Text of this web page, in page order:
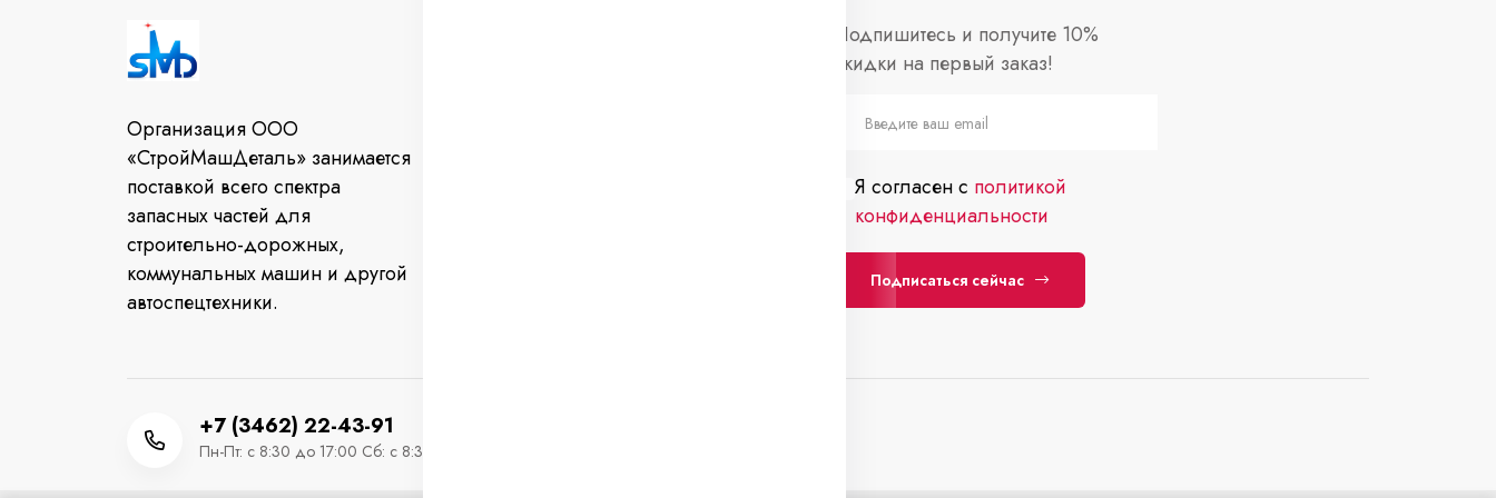
Организация ООО
«СтройМашДеталь» занимается
поставкой всего спектра
запасных частей для
строительно-дорожных,
коммунальных машин и другой
автоспецтехники.
Подпишитесь и получите 10%
скидки на первый заказ!
Я согласен с политикой
конфиденциальности
Подписаться сейчас
+7 (3462) 22-43-91
Пн-Пт: с 8:30 до 17:00 Сб: с 8:30 до 12:00 Вс: выходной